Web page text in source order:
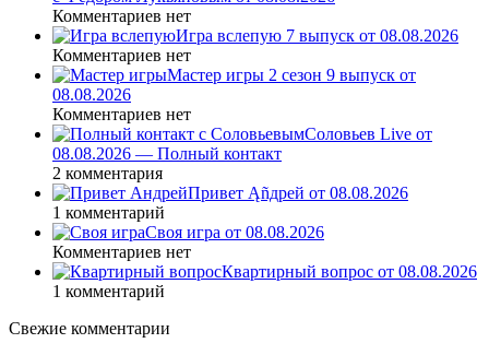
Комментариев нет
Игра вслепую 7 выпуск от 08.08.2026
Комментариев нет
Мастер игры 2 сезон 9 выпуск от
08.08.2026
Комментариев нет
Соловьев Live от
08.08.2026 — Полный контакт
2 комментария
Привет Ąñдpей от 08.08.2026
1 комментарий
Своя игра от 08.08.2026
Комментариев нет
Квартирный вопрос от 08.08.2026
1 комментарий
Свежие комментарии